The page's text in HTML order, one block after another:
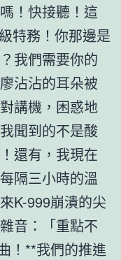
！快接聽！這
特務！你那邊是
我們需要你的
沾沾的耳朵被
講機，困惑地
聞到的不是酸
還有，我現在
隔三小時的溫
K-999崩潰的尖
音：「重點不
！**我們的推進